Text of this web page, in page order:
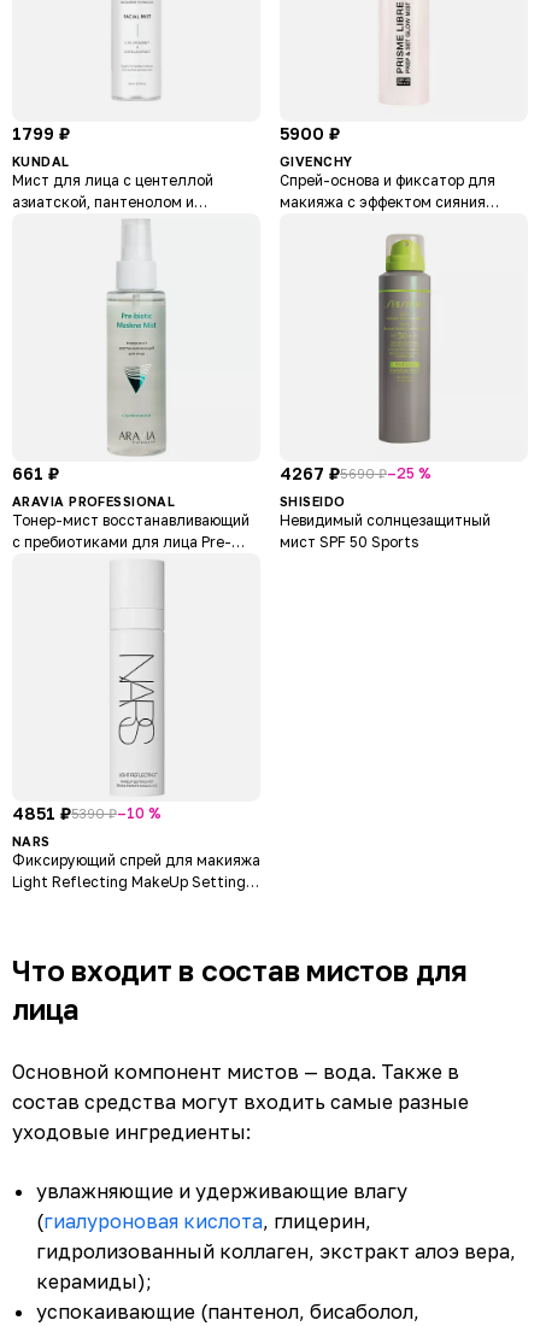
1799 ₽
KUNDAL
Мист для лица с центеллой
азиатской, пантенолом и
клевером луговым Derma Facial
5900 ₽
GIVENCHY
Спрей-основа и фиксатор для
макияжа с эффектом сияния
661 ₽
ARAVIA PROFESSIONAL
Тонер-мист восстанавливающий
с пребиотиками для лица Pre-
biotic Maskne Mist
4267 ₽5690 ₽–25 %
SHISEIDO
Невидимый солнцезащитный
мист SPF 50 Sports
4851 ₽5390 ₽–10 %
NARS
Фиксирующий спрей для макияжа
Light Reflecting MakeUp Setting
Что входит в состав мистов для
лица
Основной компонент мистов — вода. Также в
состав средства могут входить самые разные
уходовые ингредиенты:
увлажняющие и удерживающие влагу
(гиалуроновая кислота, глицерин,
гидролизованный коллаген, экстракт алоэ вера,
керамиды);
успокаивающие (пантенол, бисаболол,